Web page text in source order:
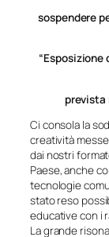
sospendere
prevista
Ci consola la
creatività
dai nostri
Paese, anche
tecnologie
stato reso
educative con i
La grande